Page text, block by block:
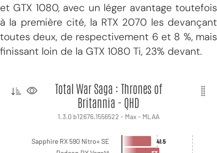
et GTX 1080, avec un léger avantage toutefois
à la première cité, la RTX 2070 les devançant
toutes deux, de respectivement 6 et 8 %, mais
finissant loin de la GTX 1080 Ti, 23% devant.